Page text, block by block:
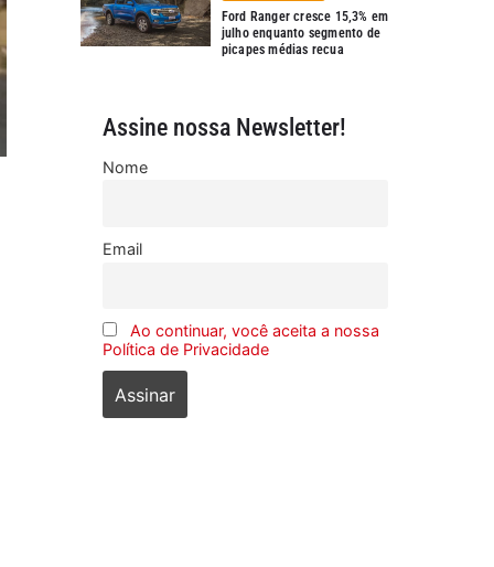
Ford Ranger cresce 15,3% em
julho enquanto segmento de
picapes médias recua
Assine nossa Newsletter!
Nome
Email
Ao continuar, você aceita a nossa
Política de Privacidade